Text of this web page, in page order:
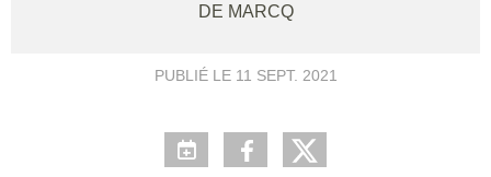
DE MARCQ
PUBLIÉ LE 11 SEPT. 2021